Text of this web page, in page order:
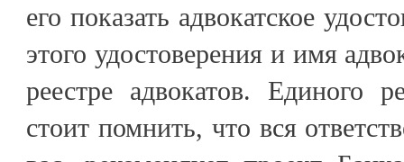
его показать адвокатское
этого удостоверения и имя
реестре адвокатов. Единого
стоит помнить, что вся